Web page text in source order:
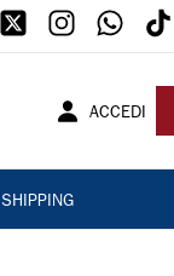
ACCEDI
SHIPPING